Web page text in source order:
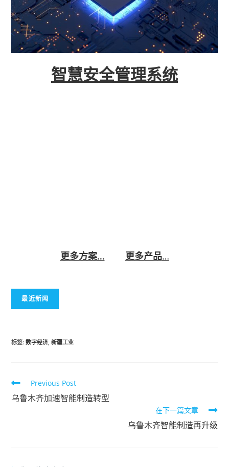
智慧安全管理系统
更多方案…
更多产品…
最近新闻
标签:数字经济 新疆工业
Previous Post
乌鲁木齐加速智能制造转型
在下一篇文章
乌鲁木齐智能制造再升级